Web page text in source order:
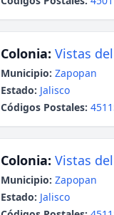
Colonia: Vistas
Municipio: Zapopan
Estado: Jalisco
Códigos Postales:
Colonia: Vistas
Municipio: Zapopan
Estado: Jalisco